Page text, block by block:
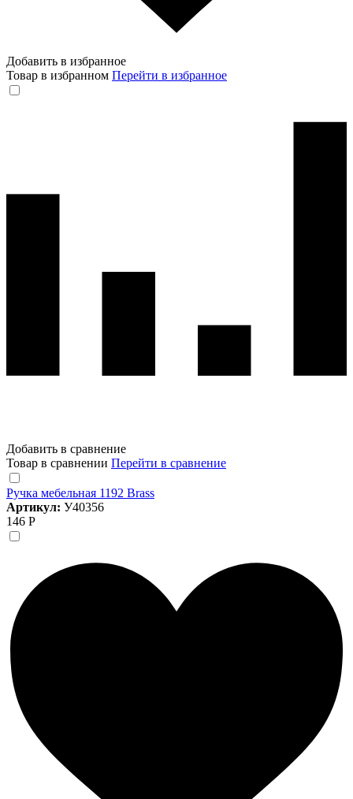
Добавить в избранное
Товар в избранном Перейти в избранное
Добавить в сравнение
Товар в сравнении Перейти в сравнение
Ручка мебельная 1192 Brass
Артикул: У40356
146 Р